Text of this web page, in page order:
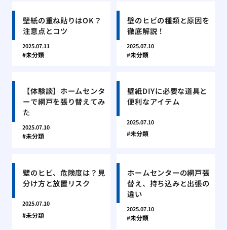
壁紙の重ね貼りはOK？
注意点とコツ
2025.07.11
未分類
壁のヒビの種類と原因を
徹底解説！
2025.07.10
未分類
【体験談】ホームセンタ
ーで網戸を張り替えてみ
た
2025.07.10
未分類
壁紙DIYに必要な道具と
便利なアイテム
2025.07.10
未分類
壁のヒビ、危険度は？見
分け方と放置リスク
2025.07.10
未分類
ホームセンターの網戸張
替え、持ち込みと出張の
違い
2025.07.10
未分類